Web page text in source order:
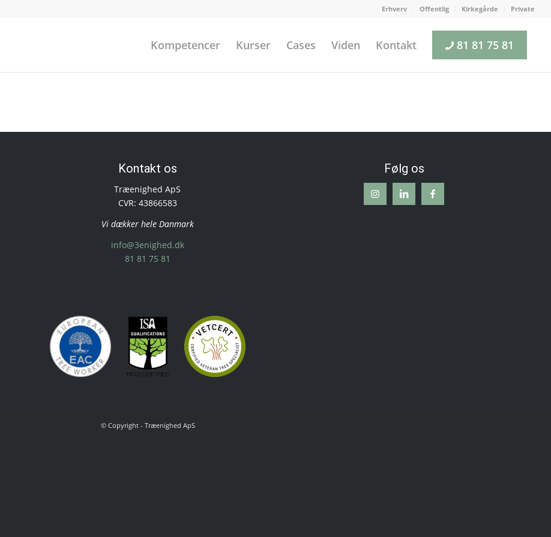
Erhverv Offentlig Kirkegårde Private
Kompetencer Kurser Cases Viden Kontakt 81 81 75 81
Kontakt os
Træenighed ApS
CVR: 43866583
Vi dækker hele Danmark
info@3enighed.dk
81 81 75 81
Følg os
© Copyright - Træenighed ApS